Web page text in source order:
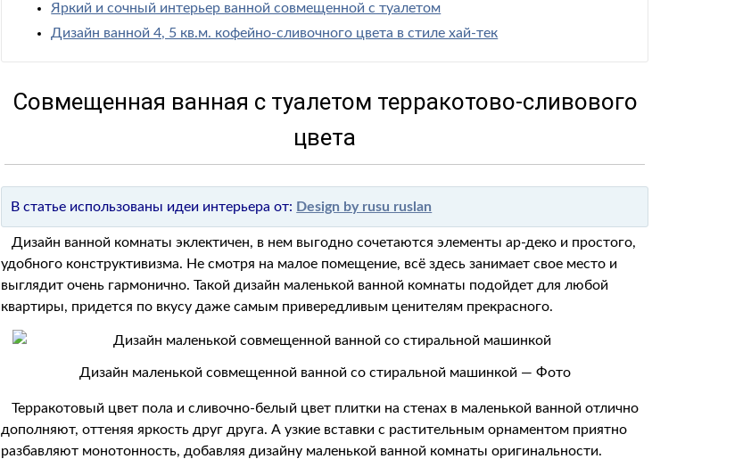
Яркий и сочный интерьер ванной совмещенной с туалетом
Дизайн ванной 4, 5 кв.м. кофейно-сливочного цвета в стиле хай-тек
Совмещенная ванная с туалетом терракотово-сливового
цвета
В статье использованы идеи интерьера от: Design by rusu ruslan
Дизайн ванной комнаты эклектичен, в нем выгодно сочетаются элементы ар-деко и простого,
удобного конструктивизма. Не смотря на малое помещение, всё здесь занимает свое место и
выглядит очень гармонично. Такой дизайн маленькой ванной комнаты подойдет для любой
квартиры, придется по вкусу даже самым привередливым ценителям прекрасного.
Дизайн маленькой совмещенной ванной со стиральной машинкой — Фото
Терракотовый цвет пола и сливочно-белый цвет плитки на стенах в маленькой ванной отлично
дополняют, оттеняя яркость друг друга. А узкие вставки с растительным орнаментом приятно
разбавляют монотонность, добавляя дизайну маленькой ванной комнаты оригинальности.